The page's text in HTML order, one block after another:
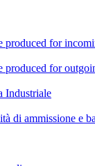
produced for
produced for
Industriale
di ammissione e